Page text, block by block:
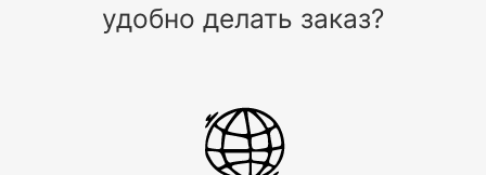
удобно делать заказ?